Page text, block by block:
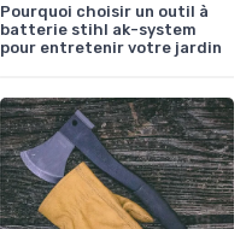
Pourquoi choisir un outil à
batterie stihl ak-system
pour entretenir votre jardin